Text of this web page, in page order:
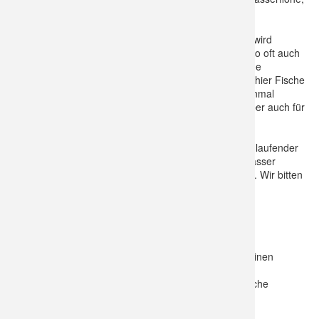
Der Laich von Amphibien (Fröschen, Kröten, Molche) wird
ebenfalls bei Austrocknung zerstört. Es gibt aber wie so oft auch
einen Vorteil: Im kommenden Jahr entwickeln sich neue
Kaulquappen-Bestände besser, da ihre Fressfeinde - hier Fische
und mehrjährige Libellenlarven - für einige Zeit erst einmal
ausfallen. Ein zweites oder drittes Mal wird es dann aber auch für
Besonders schädlich sind zudem Müll und der Kot frei laufender
Hunde. Zusammen mit fallendem Laub wird das Gewässer
überdüngt: Der Verlandungsprozess beschleunigt sich. Wir bitten
Welches Tier liebt den gelegentlichen Aufenthalt in kleinen
a) Ringelnatter b) Feuersalamander c) Blindschleiche